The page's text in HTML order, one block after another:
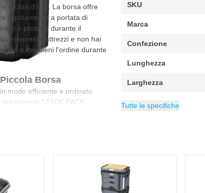
facilità d'uso. La borsa offre
rapidamente a portata di
e protetto durante il
attrezzi e non hai
e mantieni l'ordine durante
Borsa
modo efficiente e ordinato.
sistema STACK PACK.
nella borsa.
PACK.
di lavoro.
lavoro.
SKU
Marca
Confezione
Lunghezza
Larghezza
EAN 4030293270848
Altezza 40 mm
Categoria
Tutte le specifiche